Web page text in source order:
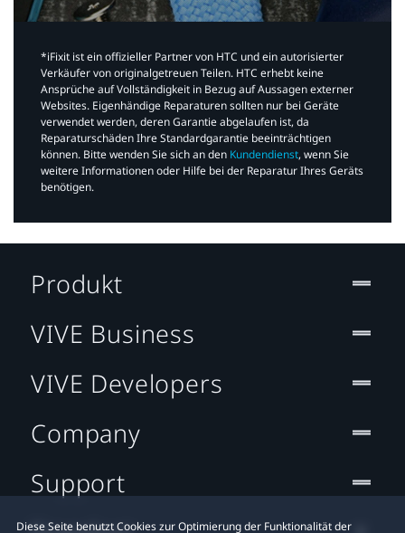
*iFixit ist ein offizieller Partner von HTC und ein autorisierter
Verkäufer von originalgetreuen Teilen. HTC erhebt keine
Ansprüche auf Vollständigkeit in Bezug auf Aussagen externer
Websites. Eigenhändige Reparaturen sollten nur bei Geräte
verwendet werden, deren Garantie abgelaufen ist, da
Reparaturschäden Ihre Standardgarantie beeinträchtigen
können. Bitte wenden Sie sich an den Kundendienst, wenn Sie
weitere Informationen oder Hilfe bei der Reparatur Ihres Geräts
benötigen.​
Diese Seite benutzt Cookies zur Optimierung der Funktionalität der
Produkt
VIVE Business
VIVE Developers
Company
Support